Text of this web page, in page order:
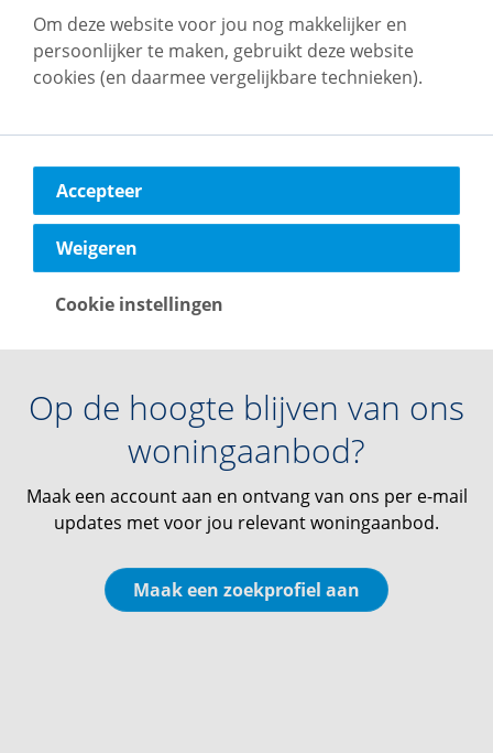
van Nederland
vb&t Verhuurmakelaars een van de grootste
jaar ervaring in het verhuren en beheren van
woningen.
Op de hoogte blijven van ons
woningaanbod?
Maak een account aan en ontvang van ons per e-mail
updates met voor jou relevant woningaanbod.
Maak een zoekprofiel aan
Om deze website voor jou nog makkelijker en
persoonlijker te maken, gebruikt deze website
cookies (en daarmee vergelijkbare technieken).
Accepteer
Weigeren
Cookie instellingen